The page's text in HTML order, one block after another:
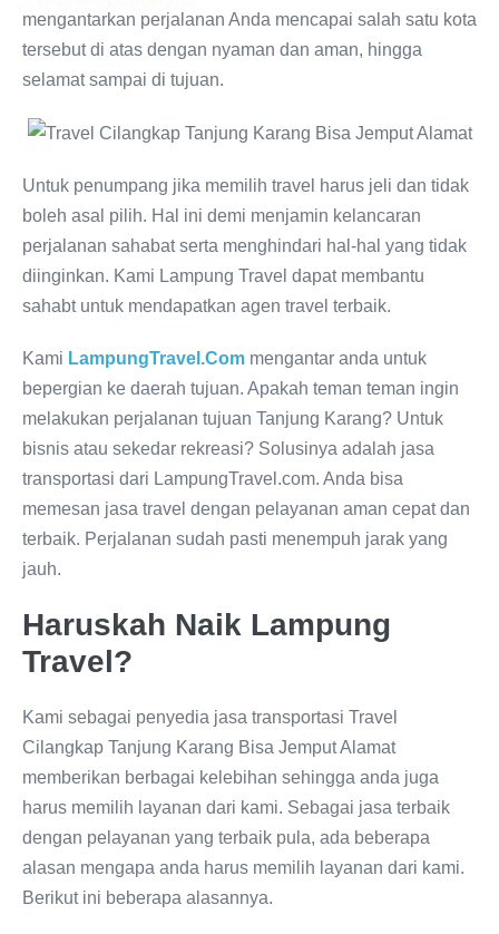
mengantarkan perjalanan Anda mencapai salah satu kota
tersebut di atas dengan nyaman dan aman, hingga
selamat sampai di tujuan.
Untuk penumpang jika memilih travel harus jeli dan tidak
boleh asal pilih. Hal ini demi menjamin kelancaran
perjalanan sahabat serta menghindari hal-hal yang tidak
diinginkan. Kami Lampung Travel dapat membantu
sahabt untuk mendapatkan agen travel terbaik.
Kami LampungTravel.Com mengantar anda untuk
bepergian ke daerah tujuan. Apakah teman teman ingin
melakukan perjalanan tujuan Tanjung Karang? Untuk
bisnis atau sekedar rekreasi? Solusinya adalah jasa
transportasi dari LampungTravel.com. Anda bisa
memesan jasa travel dengan pelayanan aman cepat dan
terbaik. Perjalanan sudah pasti menempuh jarak yang
jauh.
Haruskah Naik Lampung
Travel?
Kami sebagai penyedia jasa transportasi Travel
Cilangkap Tanjung Karang Bisa Jemput Alamat
memberikan berbagai kelebihan sehingga anda juga
harus memilih layanan dari kami. Sebagai jasa terbaik
dengan pelayanan yang terbaik pula, ada beberapa
alasan mengapa anda harus memilih layanan dari kami.
Berikut ini beberapa alasannya.